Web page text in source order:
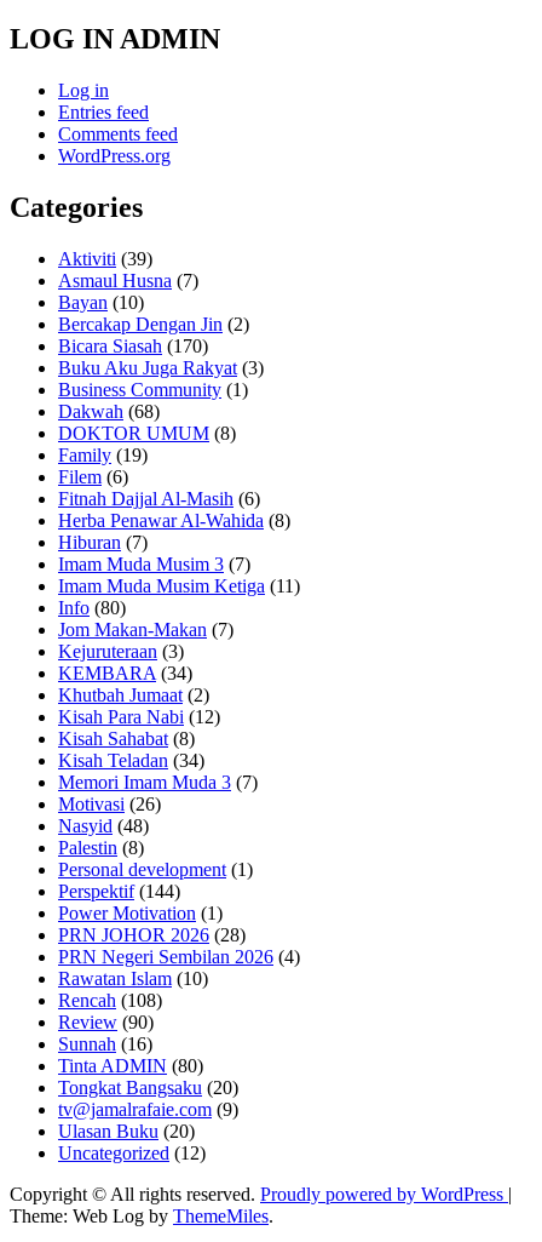
LOG IN ADMIN
Log in
Entries feed
Comments feed
WordPress.org
Categories
Aktiviti (39)
Asmaul Husna (7)
Bayan (10)
Bercakap Dengan Jin (2)
Bicara Siasah (170)
Buku Aku Juga Rakyat (3)
Business Community (1)
Dakwah (68)
DOKTOR UMUM (8)
Family (19)
Filem (6)
Fitnah Dajjal Al-Masih (6)
Herba Penawar Al-Wahida (8)
Hiburan (7)
Imam Muda Musim 3 (7)
Imam Muda Musim Ketiga (11)
Info (80)
Jom Makan-Makan (7)
Kejuruteraan (3)
KEMBARA (34)
Khutbah Jumaat (2)
Kisah Para Nabi (12)
Kisah Sahabat (8)
Kisah Teladan (34)
Memori Imam Muda 3 (7)
Motivasi (26)
Nasyid (48)
Palestin (8)
Personal development (1)
Perspektif(144)
Power Motivation (1)
PRN JOHOR 2026 (28)
PRN Negeri Sembilan 2026 (4)
Rawatan Islam (10)
Rencah (108)
Review (90)
Sunnah (16)
Tinta ADMIN (80)
Tongkat Bangsaku (20)
tv@jamalrafaie.com (9)
Ulasan Buku (20)
Uncategorized (12)
Copyright © All rights reserved. Proudly powered by WordPress |
Theme: Web Log by ThemeMiles.